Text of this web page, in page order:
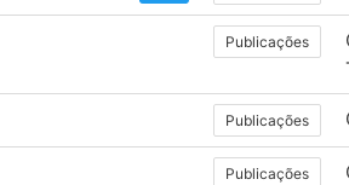
Publicações
Publicações
Publicações